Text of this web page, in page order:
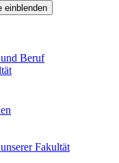
einblenden
Beruf
Fakultät